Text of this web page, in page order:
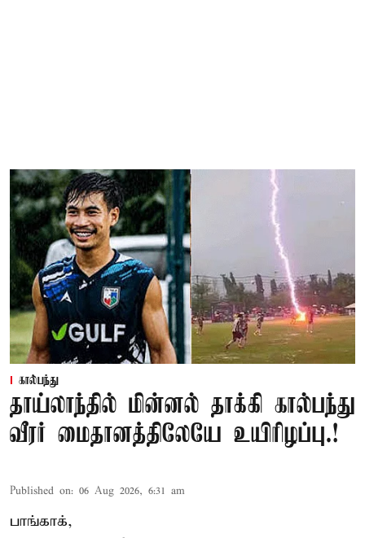
கால்பந்து
தாய்லாந்தில் மின்னல் தாக்கி கால்பந்து
வீரர் மைதானத்திலேயே உயிரிழப்பு.!
Published on: 06 Aug 2026, 6:31 am
பாங்காக்,